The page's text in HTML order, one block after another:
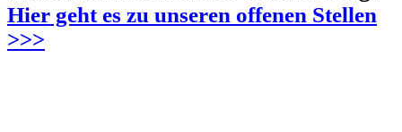
Hier geht es zu unseren offenen Stellen
>>>